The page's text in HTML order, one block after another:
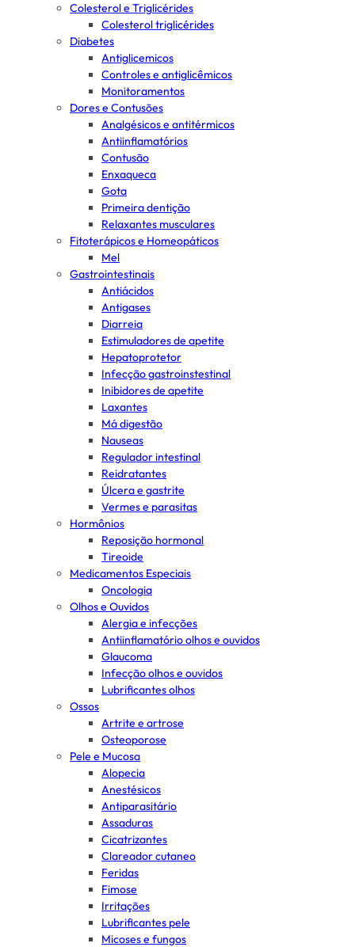
Colesterol e Triglicérides
Colesterol triglicérides
Diabetes
Antiglicemicos
Controles e antiglicêmicos
Monitoramentos
Dores e Contusões
Analgésicos e antitérmicos
Antiinflamatórios
Contusão
Enxaqueca
Gota
Primeira dentição
Relaxantes musculares
Fitoterápicos e Homeopáticos
Mel
Gastrointestinais
Antiácidos
Antigases
Diarreia
Estimuladores de apetite
Hepatoprotetor
Infecção gastroinstestinal
Inibidores de apetite
Laxantes
Má digestão
Nauseas
Regulador intestinal
Reidratantes
Úlcera e gastrite
Vermes e parasitas
Hormônios
Reposição hormonal
Tireoide
Medicamentos Especiais
Oncologia
Olhos e Ouvidos
Alergia e infecções
Antiinflamatório olhos e ouvidos
Glaucoma
Infecção olhos e ouvidos
Lubrificantes olhos
Ossos
Artrite e artrose
Osteoporose
Pele e Mucosa
Alopecia
Anestésicos
Antiparasitário
Assaduras
Cicatrizantes
Clareador cutaneo
Feridas
Fimose
Irritações
Lubrificantes pele
Micoses e fungos